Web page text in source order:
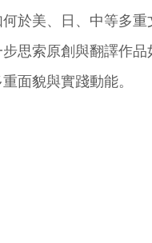
於美、日、中等多
思索原創與翻譯作
面貌與實踐動能。